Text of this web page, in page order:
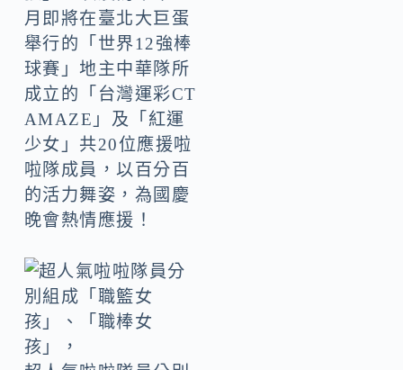
月即將在臺北大巨蛋
舉行的「世界12強棒
球賽」地主中華隊所
成立的「台灣運彩CT
AMAZE」及「紅運
少女」共20位應援啦
啦隊成員，以百分百
的活力舞姿，為國慶
晚會熱情應援！